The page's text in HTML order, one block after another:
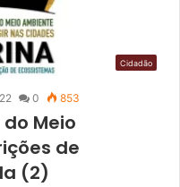
Cidadão
0 853
Meio
de
(2)